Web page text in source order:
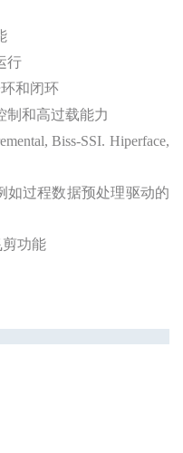
行
和闭环
制和高过载能力
Biss-SSI. Hiperface,
如过程数据预处理驱动的
剪功能